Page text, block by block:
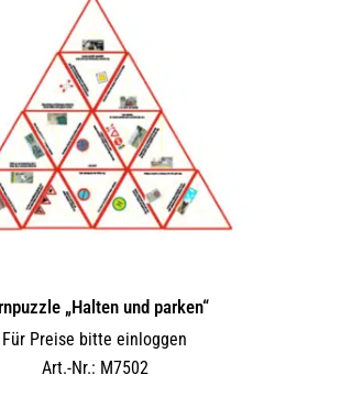
„Halten und parken“
Für Preise bitte einloggen
Art.-Nr.: M7502